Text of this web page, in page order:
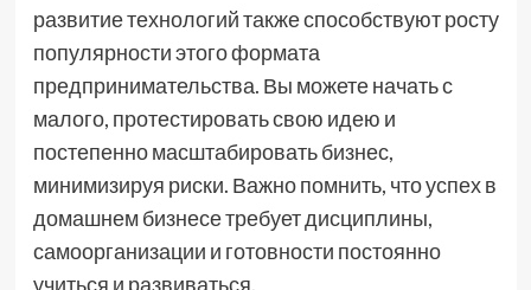
развитие технологий также способствуют росту
популярности этого формата
предпринимательства. Вы можете начать с
малого, протестировать свою идею и
постепенно масштабировать бизнес,
минимизируя риски. Важно помнить, что успех в
домашнем бизнесе требует дисциплины,
самоорганизации и готовности постоянно
учиться и развиваться.